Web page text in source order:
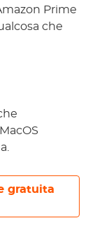
Prime
che
gratuita